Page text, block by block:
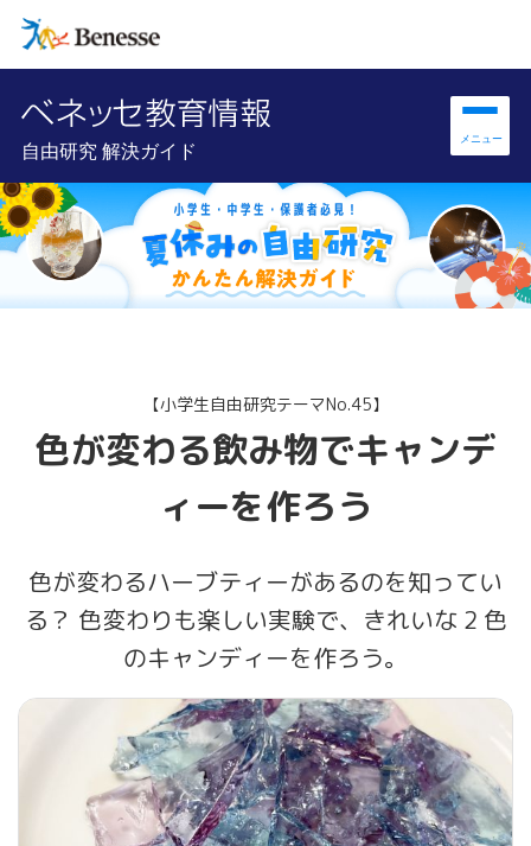
自由研究 解決ガイド
【小学生自由研究テーマNo.45】
色が変わる飲み物でキャンデ
ィーを作ろう
色が変わるハーブティーがあるのを知ってい
る？ 色変わりも楽しい実験で、きれいな 2 色
のキャンディーを作ろう。